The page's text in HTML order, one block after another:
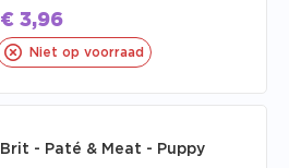
€ 3,96
Niet op voorraad
Brit - Paté & Meat - Puppy